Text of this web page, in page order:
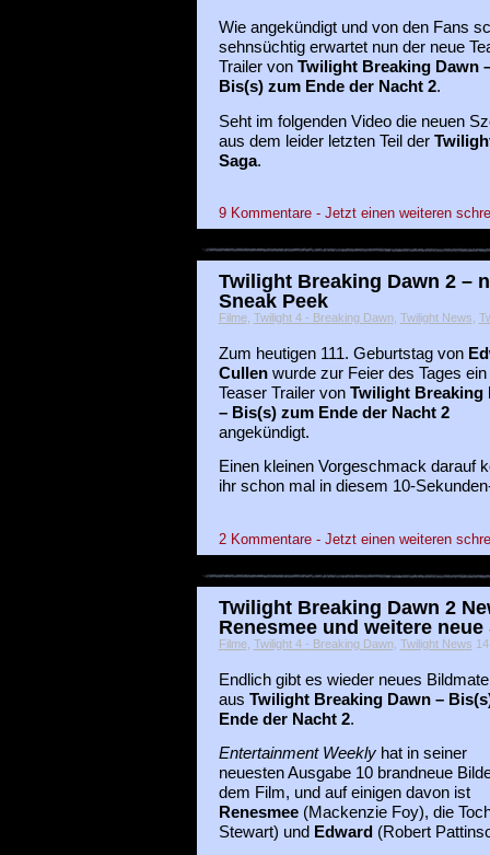
Wie angekündigt und von den Fans
sehnsüchtig erwartet nun der neue
Trailer von Twilight Breaking Dawn
Bis(s) zum Ende der Nacht 2.
Seht im folgenden Video die neuen
aus dem leider letzten Teil der
Saga.
9 Kommentare - Jetzt einen weiteren
Twilight Breaking Dawn 2 –
Sneak Peek
Filme, Twilight 4 - Breaking Dawn, Twilight News
Zum heutigen 111. Geburtstag von
Cullenwurde zur Feier des Tages ein
Teaser Trailer von Twilight Breaking
– Bis(s) zum Ende der Nacht 2
angekündigt.
Einen kleinen Vorgeschmack darauf
ihr schon mal in diesem 10-
2 Kommentare - Jetzt einen weiteren
Twilight Breaking Dawn 2
Renesmee und weitere
Filme, Twilight 4 - Breaking Dawn, Twilight News
Endlich gibt es wieder neues
aus Twilight Breaking Dawn –
Ende der Nacht 2.
Entertainment Weeklyhat in seiner
neuesten Ausgabe 10 brandneue
dem Film, und auf einigen davon ist
Renesmee (Mackenzie Foy), die
Stewart) und Edward (Robert